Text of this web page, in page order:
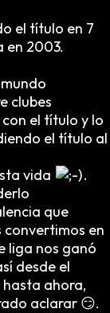
el título en 7
en 2003.
clubes
el título y lo
el título al
vida
.
que
convertimos en
liga nos ganó
desde el
ahora,
aclarar 😏.